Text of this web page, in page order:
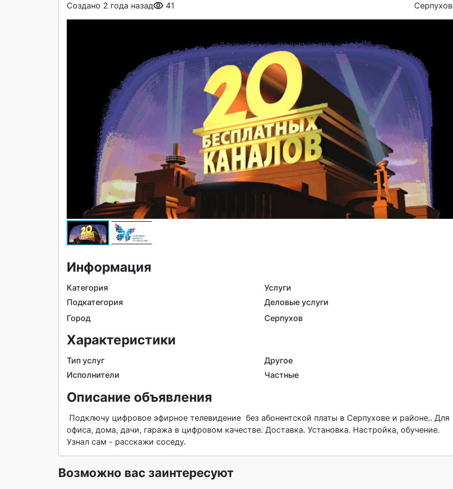
Создано 2 года назад 41 Серпухов
Информация
Категория
Услуги
Подкатегория
Деловые услуги
Город
Серпухов
Характеристики
Тип услуг
Другое
Исполнители
Частные
Описание объявления
офиса, дома, дачи, гаража в цифровом качестве. Доставка. Установка. Настройка, обучение.
Узнал сам - расскажи соседу.
Возможно вас заинтересуют